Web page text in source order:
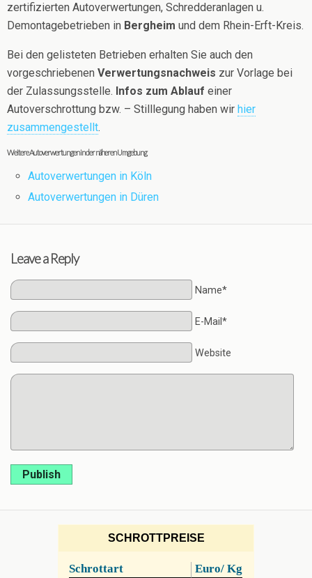
zertifizierten Autoverwertungen, Schredderanlagen u.
Demontagebetrieben in Bergheim und dem Rhein-Erft-Kreis.
Bei den gelisteten Betrieben erhalten Sie auch den
vorgeschriebenen Verwertungsnachweis zur Vorlage bei
der Zulassungsstelle. Infos zum Ablauf einer
Autoverschrottung bzw. – Stilllegung haben wir hier
zusammengestellt.
Weitere Autoverwertungen in der näheren Umgebung
Autoverwertungen in Köln
Autoverwertungen in Düren
Leave a Reply
Name*
E-Mail*
Website
Publish
SCHROTTPREISE
Schrottart Euro/ Kg